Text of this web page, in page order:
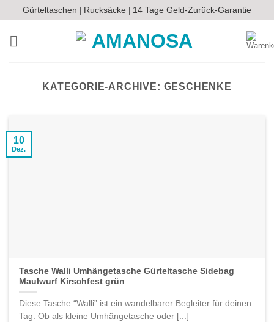
Inhalt
springen
Gürteltaschen | Rucksäcke | 14 Tage Geld-Zurück-Garantie
KATEGORIE-ARCHIVE: GESCHENKE
Tasche Walli Umhängetasche Gürteltasche Sidebag
Maulwurf Kirschfest grün
Diese Tasche “Walli” ist ein wandelbarer Begleiter für deinen
Tag. Ob als kleine Umhängetasche oder [...]
10
Dez.